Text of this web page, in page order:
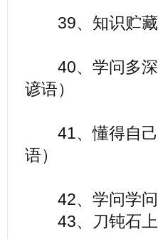
39、知识贮藏
40、学问多深
谚语）
41、懂得自己
语）
42、学问学问
43、刀钝石上